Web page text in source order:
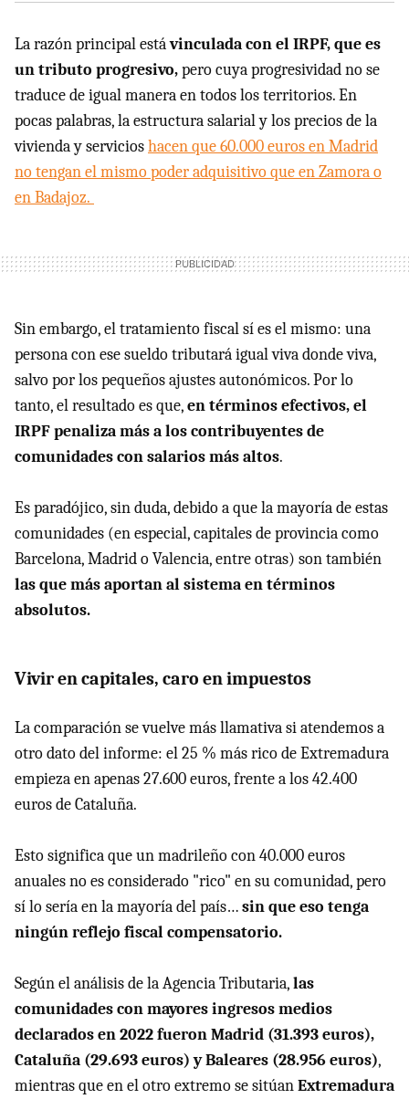
La razón principal estávinculada con el IRPF, que es
un tributo progresivo,pero cuya progresividad no se
traduce de igual manera en todos los territorios. En
pocas palabras, la estructura salarial y los precios de la
vivienda y servicioshacen que 60.000 euros en Madrid
no tengan el mismo poder adquisitivo que en Zamora o
en Badajoz.
Sin embargo, el tratamiento fiscal sí es el mismo: una
persona con ese sueldo tributará igual viva donde viva,
salvo por los pequeños ajustes autonómicos. Por lo
tanto, el resultado es que,en términos efectivos, el
IRPF penaliza más a los contribuyentes de
comunidades con salarios más altos.
Es paradójico, sin duda, debido a que la mayoría de estas
comunidades (en especial, capitales de provincia como
Barcelona, Madrid o Valencia, entre otras) son también
las que más aportan al sistema en términos
absolutos.
Vivir en capitales, caro en impuestos
La comparación se vuelve más llamativa si atendemos a
otro dato del informe: el 25 % más rico de Extremadura
empieza en apenas 27.600 euros, frente a los 42.400
euros de Cataluña.
Esto significa que un madrileño con 40.000 euros
anuales no es considerado "rico" en su comunidad, pero
sí lo sería en la mayoría del país…sin que eso tenga
ningún reflejo fiscal compensatorio.
Según el análisis de la Agencia Tributaria,las
comunidades con mayores ingresos medios
declarados en 2022 fueron Madrid (31.393 euros),
Cataluña (29.693 euros) y Baleares (28.956 euros),
mientras que en el otro extremo se sitúanExtremadura